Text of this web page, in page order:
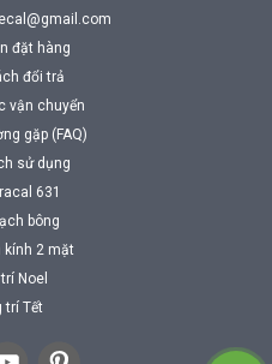
đặt hàng
đổi trả
vận chuyển
gặp (FAQ)
sử dụng
631
bông
kính 2 mặt
Noel
trí Tết